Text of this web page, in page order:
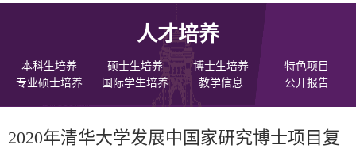
人才培养
本科生培养 硕士生培养 博士生培养
特色项目
专业硕士培养
国际学生培养 教学信息 公开报告
2020年清华大学发展中国家研究博士项目复